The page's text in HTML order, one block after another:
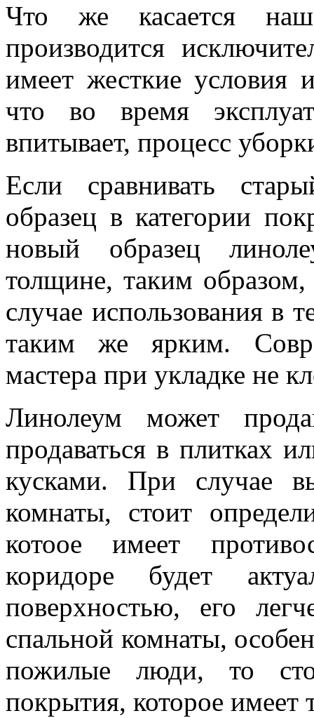
Что же касается
производится
имеет жесткие условия
что во время
впитывает, процесс
Если сравнивать
образец в категории
новый образец
толщине, таким
случае использования в
таким же ярким.
мастера при укладке не
Линолеум может
продаваться в плитках
кусками. При случае
комнаты, стоит
котоое имеет
коридоре будет
поверхностью, его
спальной комнаты,
пожилые люди, то
покрытия, которое имеет